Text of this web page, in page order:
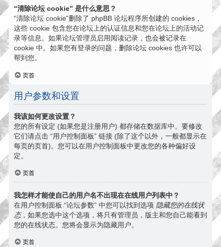
“清除论坛 cookie” 是什么意思？
“清除论坛 cookie”删除了 phpBB 论坛程序所创建的 cookies，
这些 cookie 包含您在论坛上的认证信息和您在论坛上的活动记
录等信息。如果论坛管理员启用阅读记录，也会被记录在
cookie 中。如果您有登录的问题，删除论坛 cookies 也许可以
帮到您。
页首
用户参数和设置
我该如何更改设置？
您的所有设定 (如果您是注册用户) 都存储在数据库中。要修改
它们请点击 “用户控制面板” 链接 (除了这个以外，一般都显示在
每页的页首)。您可以在用户控制面板中更改您的各种偏好设
定。
页首
我怎样才能使自己的用户名不出现在在线用户列表中？
在用户控制面板 “论坛参数” 中您可以找到选项 隐藏您的在线状
态，如果您选中这个选项，将只有管理员，版主和您自己能看到
您的在线状态。您将会显示为隐藏用户。
页首